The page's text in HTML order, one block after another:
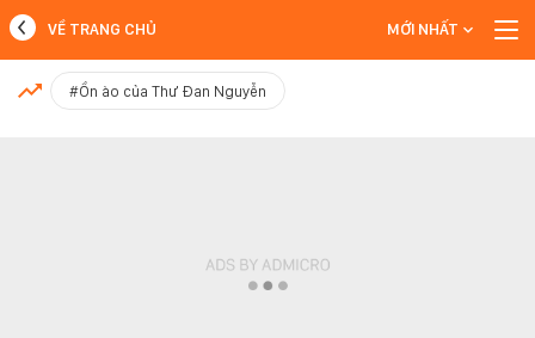
MỚI NHẤT
VỀ TRANG CHỦ MỚI NHẤT
#Ồn ào của Thư Đan Nguyễn